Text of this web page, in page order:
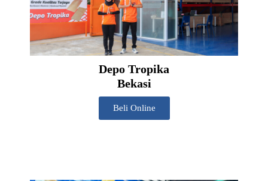
Depo Tropika
Bekasi
Beli Online